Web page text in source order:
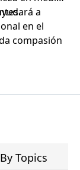
a
en el
compasión
By Topics